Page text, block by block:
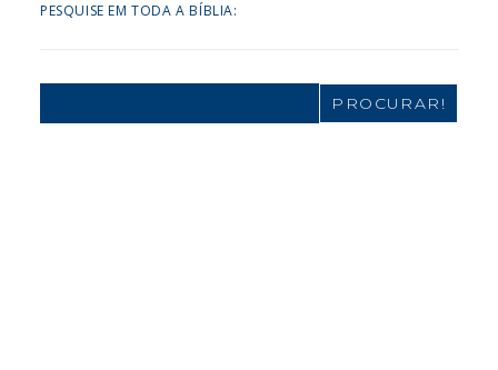
PESQUISE EM TODA A BÍBLIA:
Search